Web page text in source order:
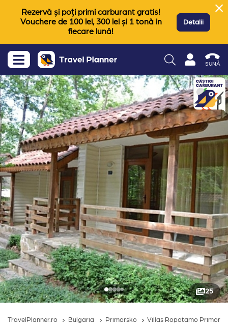
Rezervă și poți primi carburant gratis!
Vouchere de 100 lei, 300 lei și 1 tonă in
fiecare lună!
Detalii
SUNĂ
25
TravelPlanner.ro Bulgaria Primorsko Villas Ropotamo